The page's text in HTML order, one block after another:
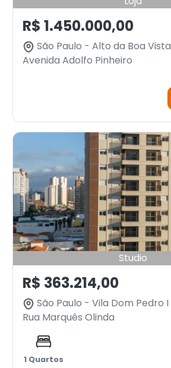
R$ 1.450.000,00
São Paulo - Alto da Boa Vista
Avenida Adolfo Pinheiro
Studio
R$ 363.214,00
São Paulo - Vila Dom Pedro I
Rua Marquês Olinda
1 Quartos